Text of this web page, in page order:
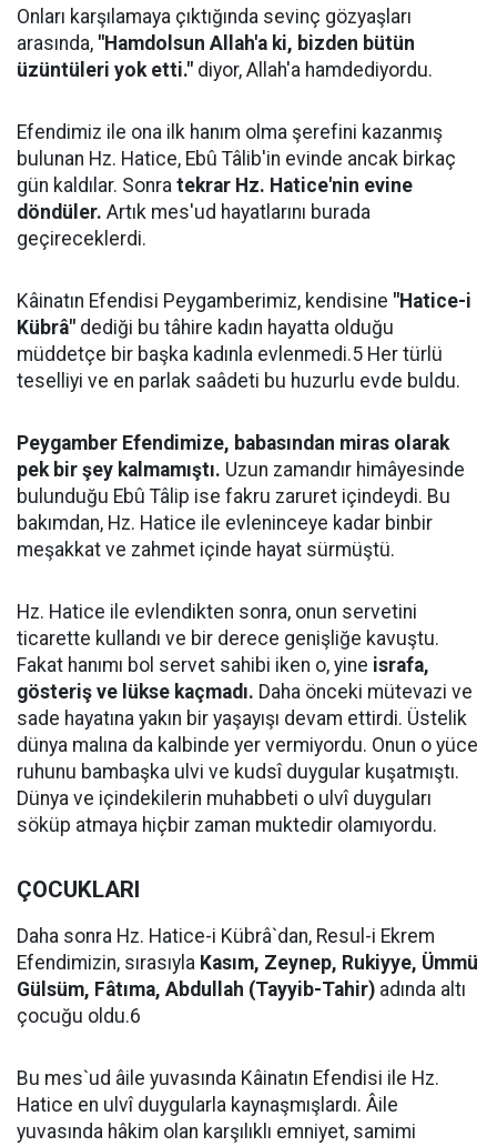
Onları karşılamaya çıktığında sevinç gözyaşları
arasında, "Hamdolsun Allah'a ki, bizden bütün
üzüntüleri yok etti." diyor, Allah'a hamdediyordu.
Efendimiz ile ona ilk hanım olma şerefini kazanmış
bulunan Hz. Hatice, Ebû Tâlib'in evinde ancak birkaç
gün kaldılar. Sonra tekrar Hz. Hatice'nin evine
döndüler. Artık mes'ud hayatlarını burada
geçireceklerdi.
Kâinatın Efendisi Peygamberimiz, kendisine "Hatice-i
Kübrâ" dediği bu tâhire kadın hayatta olduğu
müddetçe bir başka kadınla evlenmedi.5 Her türlü
teselliyi ve en parlak saâdeti bu huzurlu evde buldu.
Peygamber Efendimize, babasından miras olarak
pek bir şey kalmamıştı. Uzun zamandır himâyesinde
bulunduğu Ebû Tâlip ise fakru zaruret içindeydi. Bu
bakımdan, Hz. Hatice ile evleninceye kadar binbir
meşakkat ve zahmet içinde hayat sürmüştü.
Hz. Hatice ile evlendikten sonra, onun servetini
ticarette kullandı ve bir derece genişliğe kavuştu.
Fakat hanımı bol servet sahibi iken o, yine israfa,
gösteriş ve lükse kaçmadı. Daha önceki mütevazi ve
sade hayatına yakın bir yaşayışı devam ettirdi. Üstelik
dünya malına da kalbinde yer vermiyordu. Onun o yüce
ruhunu bambaşka ulvi ve kudsî duygular kuşatmıştı.
Dünya ve içindekilerin muhabbeti o ulvî duyguları
söküp atmaya hiçbir zaman muktedir olamıyordu.
ÇOCUKLARI
Daha sonra Hz. Hatice-i Kübrâ`dan, Resul-i Ekrem
Efendimizin, sırasıyla Kasım, Zeynep, Rukiyye, Ümmü
Gülsüm, Fâtıma, Abdullah (Tayyib-Tahir) adında altı
çocuğu oldu.6
Bu mes`ud âile yuvasında Kâinatın Efendisi ile Hz.
Hatice en ulvî duygularla kaynaşmışlardı. Âile
yuvasında hâkim olan karşılıklı emniyet, samimi